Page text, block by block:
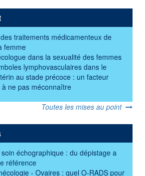
traitements médicamenteux de
femme
dans la sexualité des femmes
lymphovasculaires dans le
au stade précoce : un facteur
ne pas méconnaître
Toutes les mises au point
échographique : du dépistage a
référence
- Ovaires : quel O-RADS pour